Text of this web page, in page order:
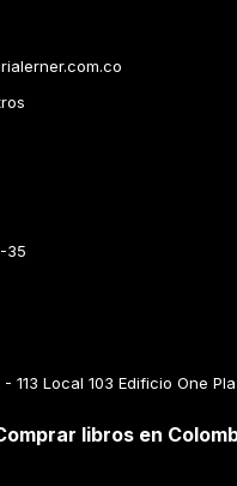
35
113 Local 103 Edificio One
libros en